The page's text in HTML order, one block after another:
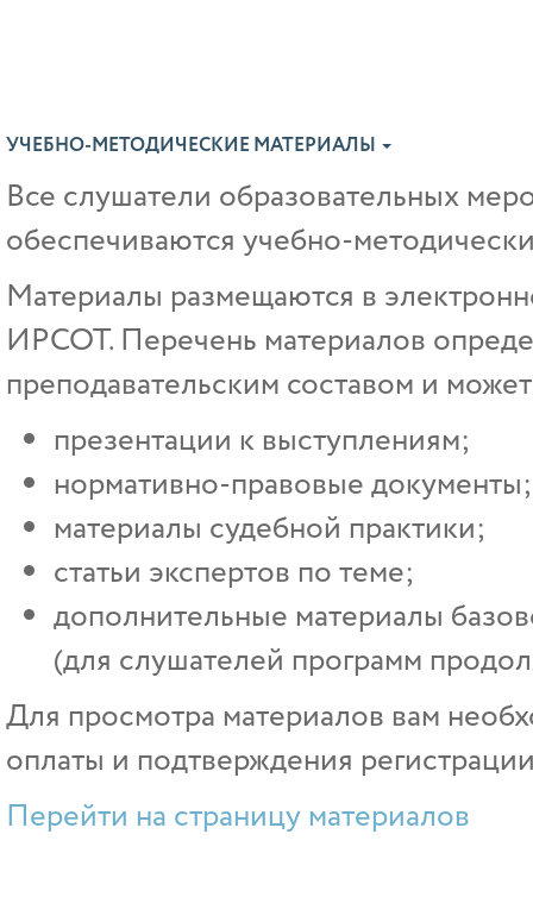
УЧЕБНО-МЕТОДИЧЕСКИЕ МАТЕРИАЛЫ
Все слушатели образовательных
обеспечиваются учебно-
Материалы размещаются в
ИРСОТ. Перечень материалов
преподавательским составом и
презентации к выступлениям;
нормативно-правовые документы;
материалы судебной практики;
статьи экспертов по теме;
дополнительные материалы
(для слушателей программ
Для просмотра материалов вам
оплаты и подтверждения
Перейти на страницу материалов